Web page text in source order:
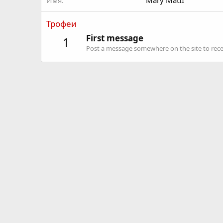
Трофеи
1 First message
Post a message somewhere on the site to